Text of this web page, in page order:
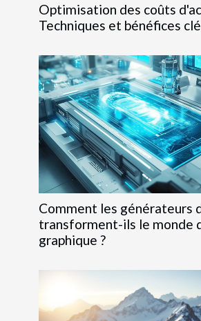
Optimisation des coûts
Techniques et bénéfices
Comment les générateurs
transforment-ils le monde
graphique ?